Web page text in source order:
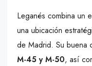
Leganés combina un
una ubicación
de Madrid. Su buena
M-45 y M-50, así